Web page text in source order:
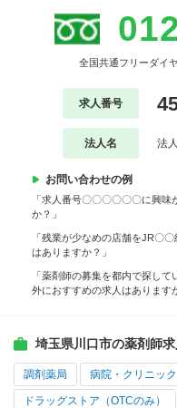
全国共通フリーダイ
求人番号
法人名 法
お問い合わせの例
「求人番号〇〇〇〇〇〇に興
か？」
「残業が少なめの店舗をJR〇
はありますか？」
「薬剤師の募集を都内で探し
外におすすめの求人はあります
埼玉県川口市の薬剤師
調剤薬局 病院・クリニック
ドラッグストア（OTCのみ）